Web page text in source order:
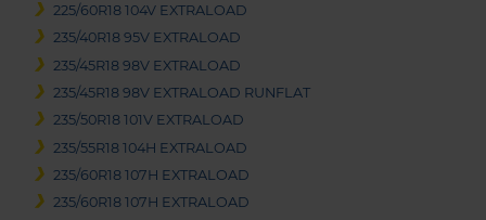
225/60R18 104V EXTRALOAD
235/40R18 95V EXTRALOAD
235/45R18 98V EXTRALOAD
235/45R18 98V EXTRALOAD RUNFLAT
235/50R18 101V EXTRALOAD
235/55R18 104H EXTRALOAD
235/60R18 107H EXTRALOAD
235/60R18 107H EXTRALOAD